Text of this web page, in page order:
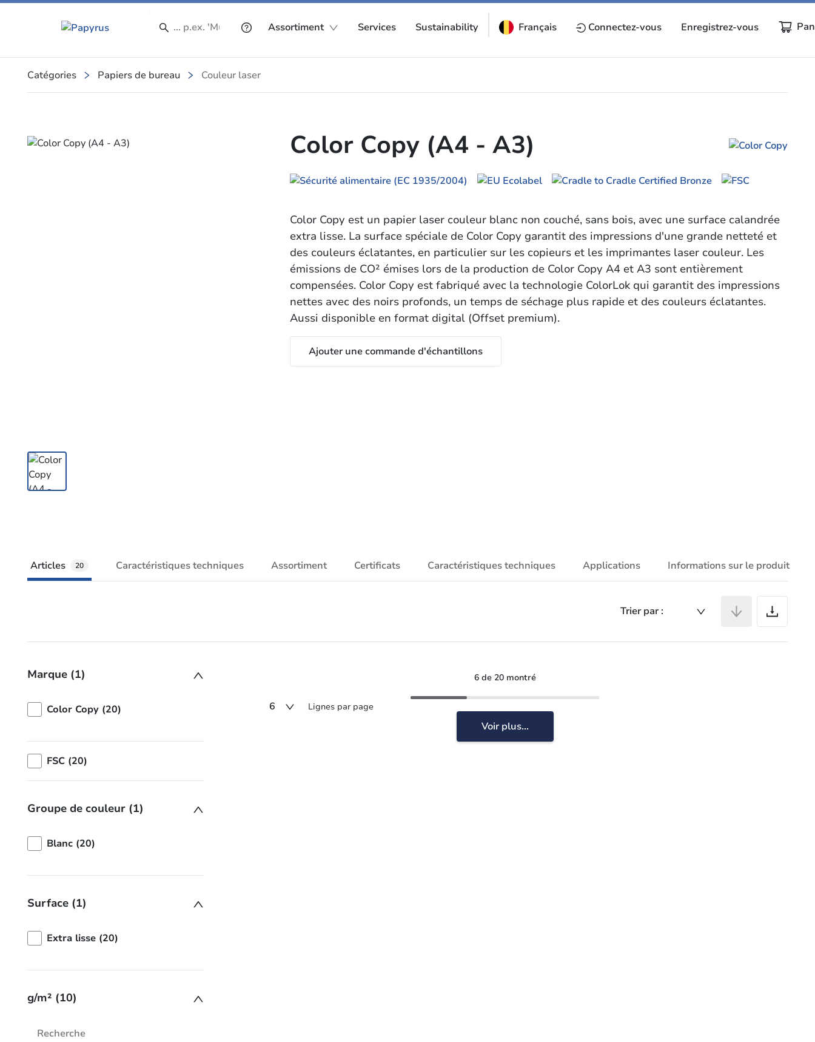
Assortiment Services Sustainability Français Connectez-vous Enregistrez-vous
Catégories Papiers de bureau Couleur laser
Slide 1 of 1 Color Copy (A4 - A3)
Color Copy est un papier laser couleur blanc non couché, sans bois, avec une surface calandrée
extra lisse. La surface spéciale de Color Copy garantit des impressions d'une grande netteté et
des couleurs éclatantes, en particulier sur les copieurs et les imprimantes laser couleur. Les
émissions de CO² émises lors de la production de Color Copy A4 et A3 sont entièrement
compensées. Color Copy est fabriqué avec la technologie ColorLok qui garantit des impressions
nettes avec des noirs profonds, un temps de séchage plus rapide et des couleurs éclatantes.
Aussi disponible en format digital (Offset premium).
Ajouter une commande d'échantillons
Articles 20 Caractéristiques techniques Assortiment Certificats Caractéristiques techniques Applications Informations sur le produit
Trier par :
Marque (1)
Color Copy (20)
FSC (20)
Groupe de couleur (1)
Blanc (20)
Surface (1)
Extra lisse (20)
g/m² (10)
6 Lignes par page
6 de 20 montré
Voir plus...